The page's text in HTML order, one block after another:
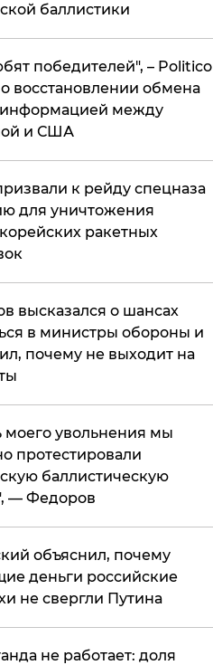
баллистики
победителей", – Politico
восстановлении обмена
между
и США
к рейду спецназа
для уничтожения
ракетных
высказался о шансах
в министры обороны и
почему не выходит на
моего увольнения мы
протестировали
баллистическую
— Федоров
объяснил, почему
деньги российские
не свергли Путина
не работает: доля